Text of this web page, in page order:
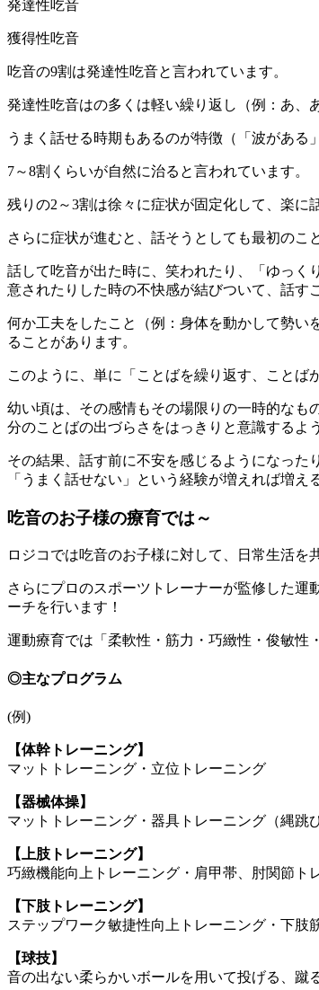
発達性吃音
獲得性吃音
吃音の9割は発達性吃音と言われています。
発達性吃音はの多くは軽い繰り返し（例：あ、
うまく話せる時期もあるのが特徴（「波がある
7～8割くらいが自然に治ると言われています。
残りの2～3割は徐々に症状が固定化して、楽に
さらに症状が進むと、話そうとしても最初のこ
話して吃音が出た時に、笑われたり、「ゆっく
意されたりした時の不快感が結びついて、話す
何か工夫をしたこと（例：身体を動かして勢い
ることがあります。
このように、単に「ことばを繰り返す、ことば
幼い頃は、その感情もその場限りの一時的なも
分のことばの出づらさをはっきりと意識するよ
その結果、話す前に不安を感じるようになっ
「うまく話せない」という経験が増えれば増え
吃音のお子様の療育では～
ロジコでは吃音のお子様に対して、日常生活を
さらにプロのスポーツトレーナーが監修した
ーチを行います！
運動療育では「柔軟性・筋力・巧緻性・俊敏性
◎主なプログラム
(例)
【体幹トレーニング】
マットトレーニング・立位トレーニング
【器械体操】
マットトレーニング・器具トレーニング（縄跳
【上肢トレーニング】
巧緻機能向上トレーニング・肩甲帯、肘関節ト
【下肢トレーニング】
ステップワーク敏捷性向上トレーニング・下肢
【球技】
音の出ない柔らかいボールを用いて投げる、蹴